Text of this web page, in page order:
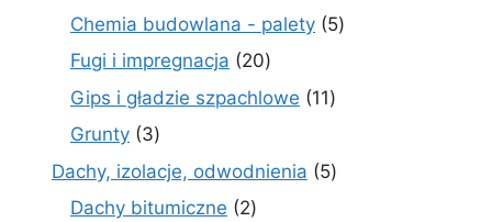
Chemia budowlana - palety 55
Fugi i impregnacja 2020
produktów
Gips i gładzie szpachlowe 1111
Grunty 33
produkty
Dachy, izolacje, odwodnienia 55
Dachy bitumiczne 22